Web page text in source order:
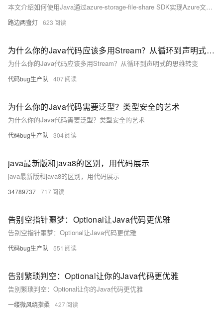
本文介绍如何使用Java通过azure-storage-file-share SDK实现Azure文件共享的上传下载。包含依赖引入、客户端创建及完整示例代码，助你快速集成Azure File Share功能。
路边两盏灯 623
为什么你的Java代码应该多用Stream？从循环到声明式的思维转变
为什么你的Java代码应该多用Stream？从循环到声明式的思维转变
代码bug生产队 407
为什么你的Java代码需要泛型？类型安全的艺术
为什么你的Java代码需要泛型？类型安全的艺术
代码bug生产队 304
java最新版和java8的区别，用代码展示
java最新版和java8的区别，用代码展示
34789737 717
告别空指针噩梦：Optional让Java代码更优雅
告别空指针噩梦：Optional让Java代码更优雅
代码bug生产队 551
告别繁琐判空：Optional让你的Java代码更优雅
告别繁琐判空：Optional让你的Java代码更优雅
一缕微风绕指柔 427